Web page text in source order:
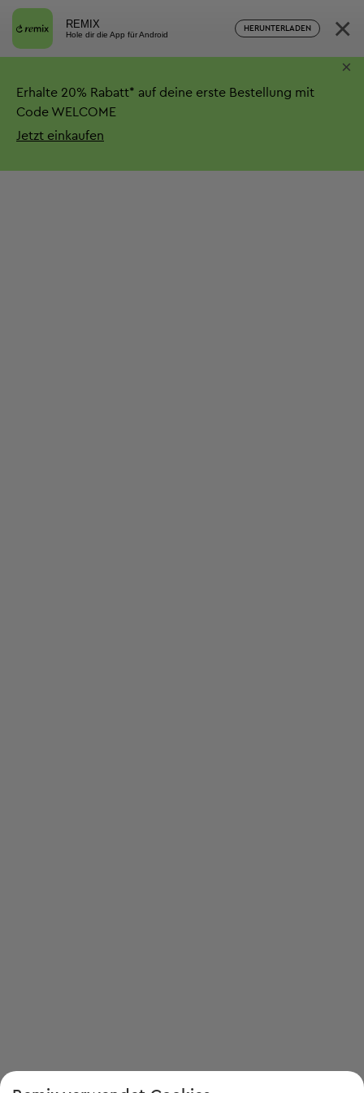
REMIX
Hole dir die App für Android
HERUNTERLADEN ×
Erhalte 20% Rabatt* auf deine erste Bestellung mit
Code WELCOME
Jetzt einkaufen
×